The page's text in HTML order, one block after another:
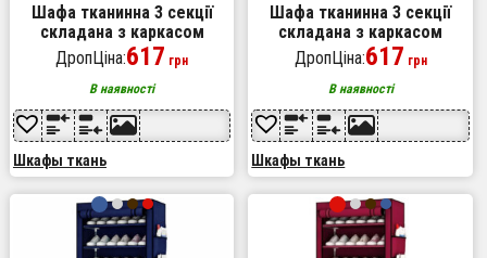
Шафа тканинна 3 секції
складана з каркасом
STORAGE WARDROBE 175 х
130 х 45 см Каркасна Blue
ДропЦіна:617 грн
В наявності
Шкафы ткань
Шафа тканинна 3 секції
складана з каркасом
STORAGE WARDROBE 175 х
130 х 45 см Beige
ДропЦіна:617 грн
В наявності
Шкафы ткань